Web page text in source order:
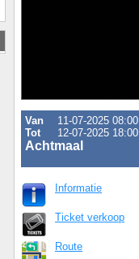
Van
11-07-2025 08:00
Tot
12-07-2025 18:00
Achtmaal
Informatie
Ticket verkoop
Route